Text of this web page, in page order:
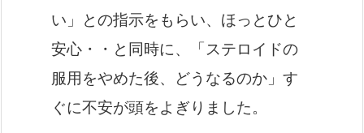
い」との指示をもらい、ほっとひと
安心・・と同時に、「ステロイドの
服用をやめた後、どうなるのか」す
ぐに不安が頭をよぎりました。